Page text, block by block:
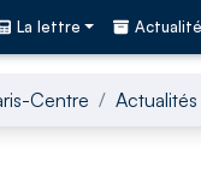
La lettre
Centre Actualités